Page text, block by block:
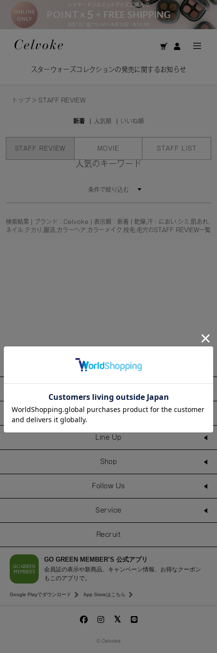
スターウォーズコレクションの発売に関するお知らせ
トップ > STAFF REVIEW
新着 人気順 いいね順
STAFF REVIEW MOVIE STAFF LIST
人気のキーワード
条件で絞り込む
検索結果 | ブランド：Celvoke | 表示順：新着 | 乾燥,汗・におい,シミ,肌あれ,
ネイル,テカり,腸活,カラーヘア,カラーメイク,枝毛,毛穴のSTAFF REVIEW一覧
Information
Line Up
Shop
Follow Us
Service
Recruit
GO GREEN MEMBER’S 公式アプリ
会員証の表示や新商品、キャンペーン情報、お得なクーポン
もこのアプリで。
Google Playでダウンロード App Storeはこちら
© Celvoke